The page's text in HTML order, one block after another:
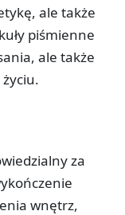
ale także
piśmienne
ale także
za
wnętrz,